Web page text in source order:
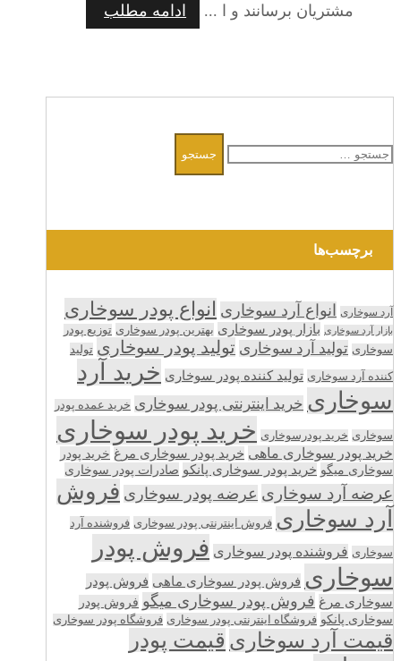
مشتریان برسانند و ا ... ادامه مطلب
برای:
برچسب‌ها
آرد سوخاری انواع آرد سوخاری انواع پودر سوخاری
بازار آرد سوخاری بازار پودر سوخاری بهترین پودر سوخاری توزیع پودر
سوخاری تولید آرد سوخاری تولید پودر سوخاری تولید
کننده آرد سوخاری تولید کننده پودر سوخاری خرید آرد
سوخاری خرید اینترنتی پودر سوخاری خرید عمده پودر
سوخاری خرید پودرسوخاری خرید پودر سوخاری
خرید پودر سوخاری ماهی خرید پودر سوخاری مرغ خرید پودر
سوخاری میگو خرید پودر سوخاری پانکو صادرات پودر سوخاری
عرضه آرد سوخاری عرضه پودر سوخاری فروش
آرد سوخاری فروش اینترنتی پودر سوخاری فروشنده آرد
سوخاری فروشنده پودر سوخاری فروش پودر
سوخاری فروش پودر سوخاری ماهی فروش پودر
سوخاری مرغ فروش پودر سوخاری میگو فروش پودر
سوخاری پانکو فروشگاه اینترنتی پودر سوخاری فروشگاه پودر سوخاری
قیمت آرد سوخاری قیمت پودر